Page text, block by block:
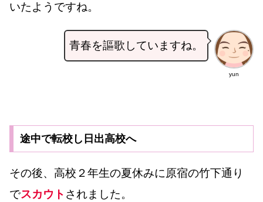
いたようですね。
yun
青春を謳歌していますね。
途中で転校し日出高校へ
その後、高校２年生の夏休みに原宿の竹下通り
でスカウト されました。